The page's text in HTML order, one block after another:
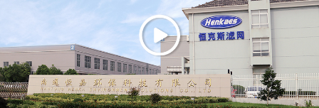
Компания Henka расположена в городе Хаймен
провинции Цзянсу, всего в 120 километрах от
Шанхая. Henka имеет сертификаты
ISO14001:2015, ISO9001:2015 и ISO45001:2018,
систему испытаний на эффективность и